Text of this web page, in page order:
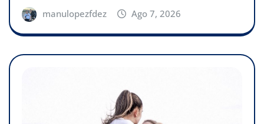
manulopezfdez Ago 7, 2026